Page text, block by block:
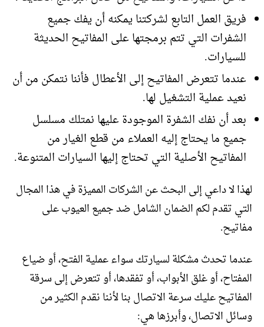
فريق العمل التابع لشركتنا يمكنه أن يفك جميع
الشفرات التي تتم برمجتها على المفاتيح الحديثة
للسيارات.
عندما تتعرض المفاتيح إلى الأعطال فأننا نتمكن من أن
نعيد عملية التشغيل لها.
بعد أن نفك الشفرة الموجودة عليها نمتلك مسلسل
جميع ما يحتاج إليه العملاء من قطع الغيار من
المفاتيح الأصلية التي تحتاج إليها السيارات المتنوعة.
لهذا لا داعي إلى البحث عن الشركات المميزة في هذا المجال
التي تقدم لكم الضمان الشامل ضد جميع العيوب على
مفاتيح.
عندما تحدث مشكلة لسيارتك سواء عملية الفتح، أو ضياع
المفتاح، أو غلق الأبواب، أو تفقدها، أو تتعرض إلى سرقة
المفاتيح عليك سرعة الاتصال بنا لأننا نقدم الكثير من
وسائل الاتصال، وأبرزها هي: